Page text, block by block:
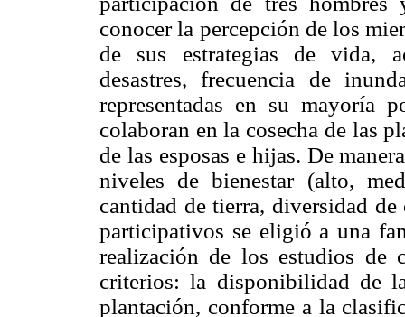
conocer la percepción de los
de sus estrategias de vida,
desastres, frecuencia de
representadas en su
colaboran en la cosecha de las
de las esposas e hijas. De
niveles de bienestar (alto,
cantidad de tierra, diversidad
participativos se eligió a una
realización de los estudios de
criterios: la disponibilidad de
plantación, conforme a la